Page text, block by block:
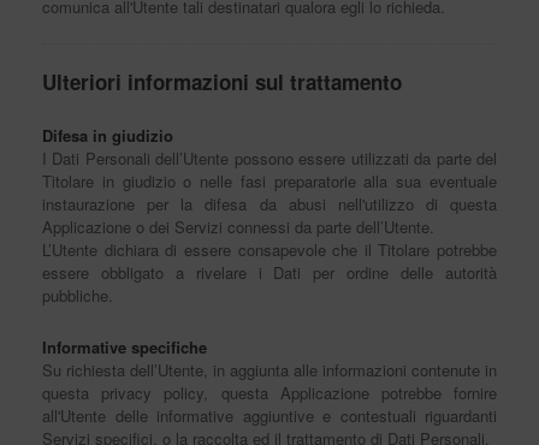
comunica all'Utente tali destinatari qualora egli lo richieda.
Ulteriori informazioni sul trattamento
Difesa in giudizio
I Dati Personali dell’Utente possono essere utilizzati da parte del
Titolare in giudizio o nelle fasi preparatorie alla sua eventuale
instaurazione per la difesa da abusi nell'utilizzo di questa
Applicazione o dei Servizi connessi da parte dell’Utente.
L’Utente dichiara di essere consapevole che il Titolare potrebbe
essere obbligato a rivelare i Dati per ordine delle autorità
pubbliche.
Informative specifiche
Su richiesta dell’Utente, in aggiunta alle informazioni contenute in
questa privacy policy, questa Applicazione potrebbe fornire
all'Utente delle informative aggiuntive e contestuali riguardanti
Servizi specifici, o la raccolta ed il trattamento di Dati Personali.